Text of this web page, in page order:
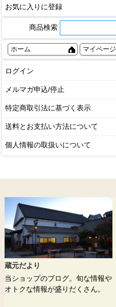
お気に入りに登録
商品検索
ホーム マイページ
ログイン
メルマガ申込/停止
特定商取引法に基づく表示
送料とお支払い方法について
個人情報の取扱いについて
蔵元だより
当ショップのブログ。旬な情報や
オトクな情報が盛りだくさん。